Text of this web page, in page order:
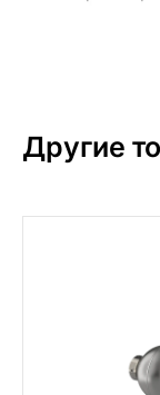
Другие